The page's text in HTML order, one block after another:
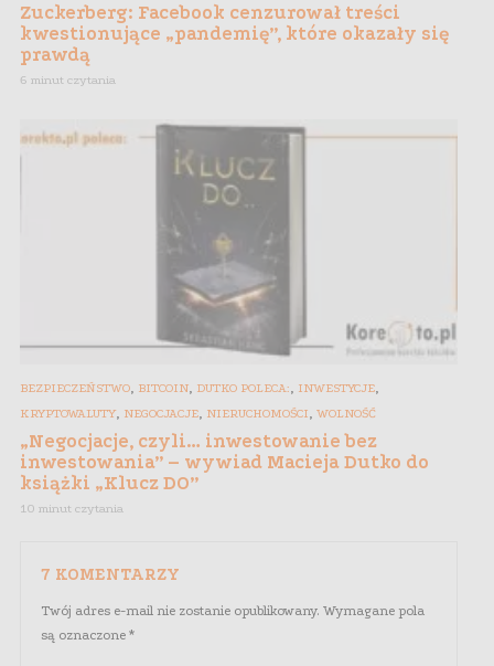
Zuckerberg: Facebook cenzurował treści
kwestionujące „pandemię”, które okazały się
prawdą
6 minut czytania
BEZPIECZEŃSTWO, BITCOIN, DUTKO POLECA:, INWESTYCJE,
KRYPTOWALUTY, NEGOCJACJE, NIERUCHOMOŚCI, WOLNOŚĆ
„Negocjacje, czyli… inwestowanie bez
inwestowania” – wywiad Macieja Dutko do
książki „Klucz DO”
10 minut czytania
7 KOMENTARZY
Twój adres e-mail nie zostanie opublikowany. Wymagane pola
są oznaczone *